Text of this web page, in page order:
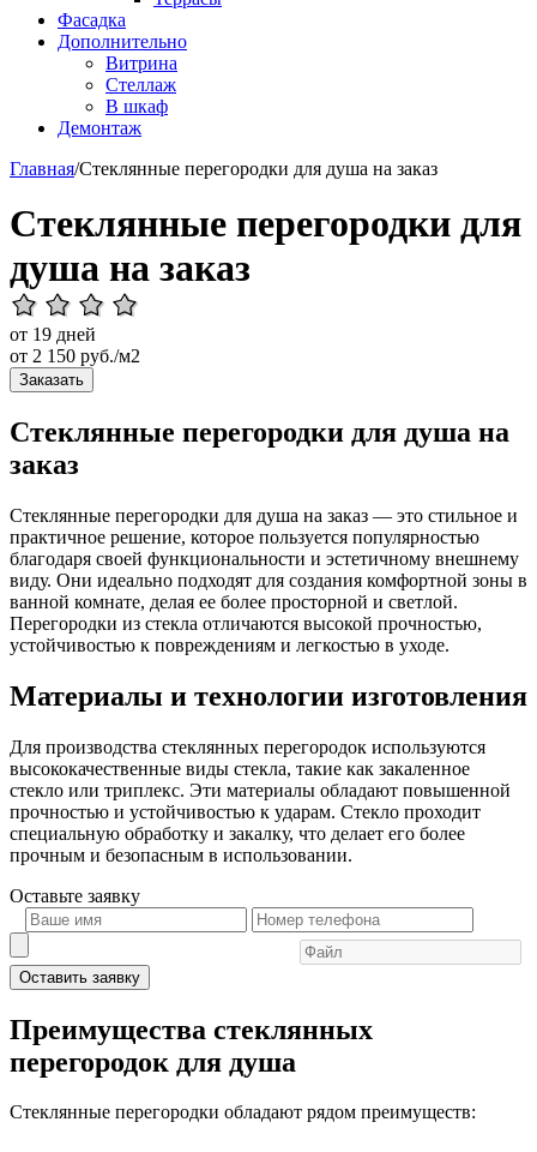
Фасадка
Дополнительно
Витрина
Стеллаж
В шкаф
Демонтаж
Главная/Стеклянные перегородки для душа на заказ
Стеклянные перегородки для
душа на заказ
от 19 дней
от 2 150 руб./м2
Заказать
Стеклянные перегородки для душа на
заказ
Стеклянные перегородки для душа на заказ — это стильное и
практичное решение, которое пользуется популярностью
благодаря своей функциональности и эстетичному внешнему
виду. Они идеально подходят для создания комфортной зоны в
ванной комнате, делая ее более просторной и светлой.
Перегородки из стекла отличаются высокой прочностью,
устойчивостью к повреждениям и легкостью в уходе.
Материалы и технологии изготовления
Для производства стеклянных перегородок используются
высококачественные виды стекла, такие как закаленное
стекло или триплекс. Эти материалы обладают повышенной
прочностью и устойчивостью к ударам. Стекло проходит
специальную обработку и закалку, что делает его более
прочным и безопасным в использовании.
Оставьте заявку
Оставить заявку
Преимущества стеклянных
перегородок для душа
Стеклянные перегородки обладают рядом преимуществ: